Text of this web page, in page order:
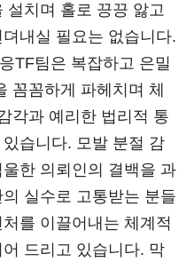
설치며 홀로 끙끙 앓고
내실 필요는 없습니다.
TF팀은 복잡하고 은밀
꼼꼼하게 파헤치며 체
각과 예리한 법리적 통
습니다. 모발 분절 감
한 의뢰인의 결백을 과
실수로 고통받는 분들
를 이끌어내는 체계적
드리고 있습니다. 막